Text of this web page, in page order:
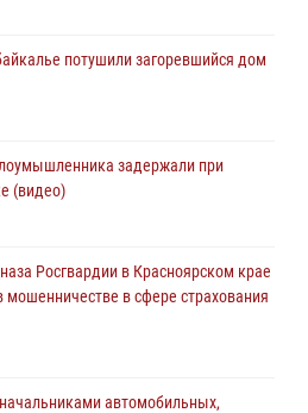
потушили загоревшийся дом
задержали при
(видео)
Росгвардии в Красноярском крае
в сфере страхования
автомобильных,